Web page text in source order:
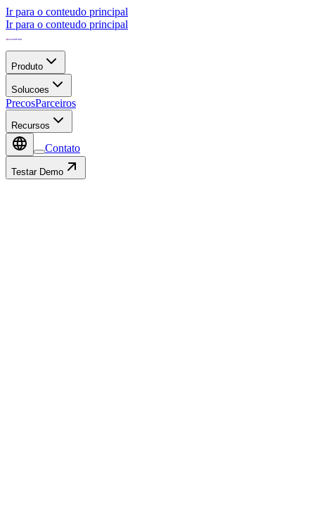
Ir para o conteudo principal
Ir para o conteudo principal
Produto
Solucoes
PrecosParceiros
Recursos
Contato
Testar Demo